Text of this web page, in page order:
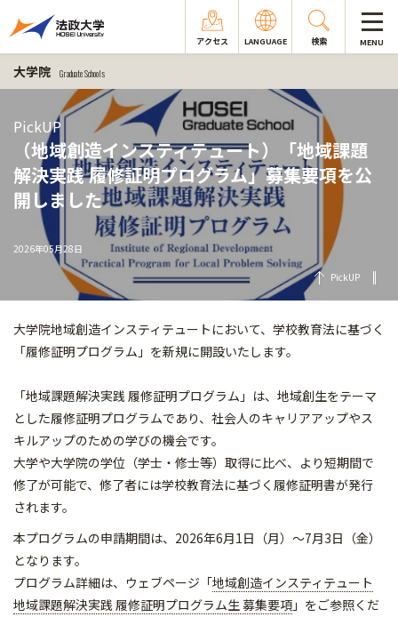
アクセス LANGUAGE 検索 MENU
大学院 Graduate Schools
PickUP
（地域創造インスティテュート）「地域課題
解決実践 履修証明プログラム」募集要項を公
開しました
2026年05月28日
PickUP
大学院地域創造インスティテュートにおいて、学校教育法に基づく
「履修証明プログラム」を新規に開設いたします。
「地域課題解決実践 履修証明プログラム」は、地域創生をテーマ
とした履修証明プログラムであり、社会人のキャリアアップやス
キルアップのための学びの機会です。
大学や大学院の学位（学士・修士等）取得に比べ、より短期間で
修了が可能で、修了者には学校教育法に基づく履修証明書が発行
されます。
本プログラムの申請期間は、2026年6月1日（月）～7月3日（金）
となります。
プログラム詳細は、ウェブページ「地域創造インスティテュート
地域課題解決実践 履修証明プログラム生 募集要項 」をご参照くだ